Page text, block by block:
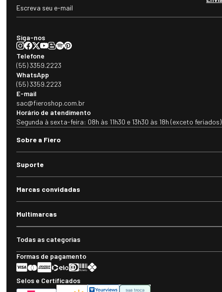
Siga-nos
Telefone
(55) 3359.2223
WhatsApp
(55) 3359.2223
E-mail
sac@fieroshop.com.br
Horário de atendimento
Segunda à sexta-feira: 08h às 11h30 e 13h30 às 18h (exceto feriados)
Sobre a Fiero
Suporte
Marcas convidadas
Multimarcas
Todas as categorias
Formas de pagamento
Selos e Certificados